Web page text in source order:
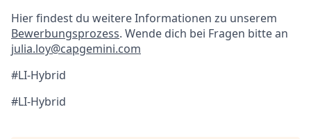
Hier findest du weitere Informationen zu unserem
Bewerbungsprozess. Wende dich bei Fragen bitte an
julia.loy@capgemini.com
#LI-Hybrid
#LI-Hybrid